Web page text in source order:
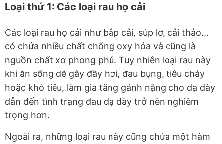
Loại thứ 1: Các loại rau họ cải
Các loại rau họ cải như bắp cải, súp lơ, cải thảo...
có chứa nhiều chất chống oxy hóa và cũng là
nguồn chất xơ phong phú. Tuy nhiên loại rau này
khi ăn sống dễ gây đầy hơi, đau bụng, tiêu chảy
hoặc khó tiêu, làm gia tăng gánh nặng cho dạ dày
dẫn đến tình trạng đau dạ dày trở nên nghiêm
trọng hơn.
Ngoài ra, những loại rau này cũng chứa một hàm